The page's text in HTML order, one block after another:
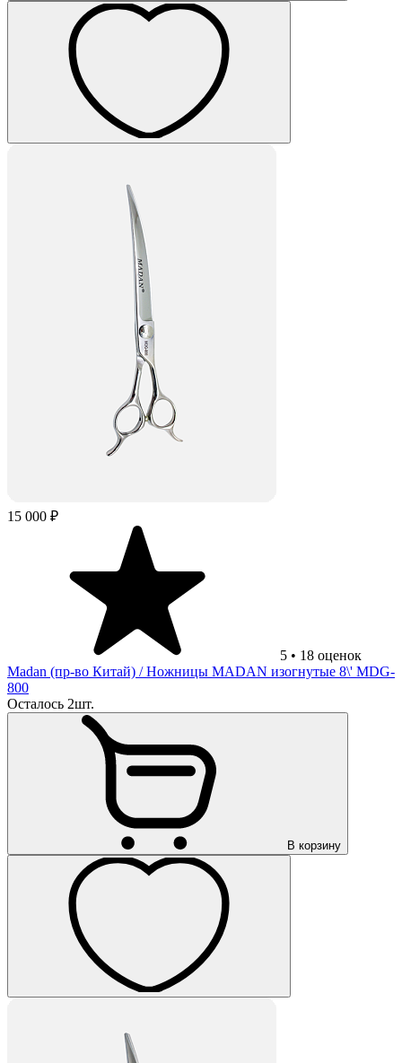
15 000 ₽
5 • 18 оценок
Madan (пр-во Китай) / Ножницы MADAN изогнутые 8\' MDG-
800
Осталось 2шт.
В корзину